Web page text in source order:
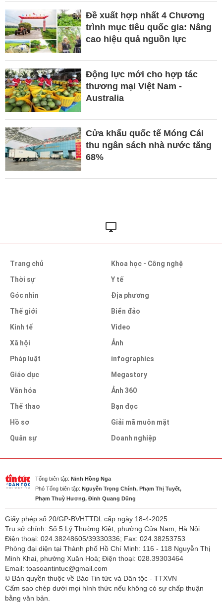
Đề xuất hợp nhất 4 Chương
trình mục tiêu quốc gia: Nâng
cao hiệu quả nguồn lực
Động lực mới cho hợp tác
thương mại Việt Nam -
Australia
Cửa khẩu quốc tế Móng Cái
thu ngân sách nhà nước tăng
68%
Trang chủ
Thời sự
Góc nhìn
Thế giới
Kinh tế
Xã hội
Pháp luật
Giáo dục
Văn hóa
Thể thao
Hồ sơ
Quân sự
Khoa học - Công nghệ
Y tế
Địa phương
Biển đảo
Video
Ảnh
infographics
Megastory
Ảnh 360
Bạn đọc
Giải mã muôn mặt
Doanh nghiệp
Tổng biên tập: Ninh Hồng Nga
Phó Tổng biên tập: Nguyễn Trọng Chính, Phạm Thị Tuyết,
Phạm Thuỳ Hương, Đinh Quang Dũng
Giấy phép số 20/GP-BVHTTDL cấp ngày 18-4-2025.
Trụ sở chính: Số 5 Lý Thường Kiệt, phường Cửa Nam, Hà Nội
Điện thoại: 024.38248605/39330336; Fax: 024.38253753
Phòng đại diện tại Thành phố Hồ Chí Minh: 116 - 118 Nguyễn Thị
Minh Khai, phường Xuân Hoà; Điện thoại: 028.39303464
Email: toasoantintuc@gmail.com
© Bản quyền thuộc về Báo Tin tức và Dân tộc - TTXVN
Cấm sao chép dưới mọi hình thức nếu không có sự chấp thuận
bằng văn bản.